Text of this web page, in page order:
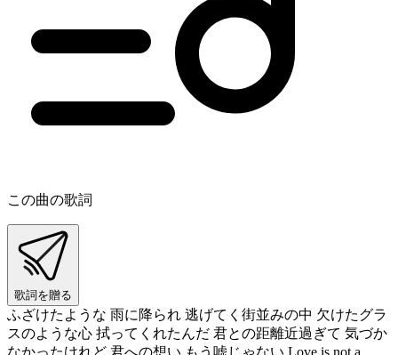
この曲の歌詞
歌詞を贈る
ふざけたような 雨に降られ 逃げてく街並みの中 欠けたグラ
スのような心 拭ってくれたんだ 君との距離近過ぎて 気づか
なかったけれど 君への想い もう嘘じゃない Love is not a